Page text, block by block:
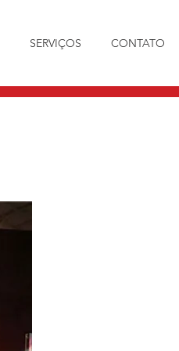
SERVIÇOS CONTATO